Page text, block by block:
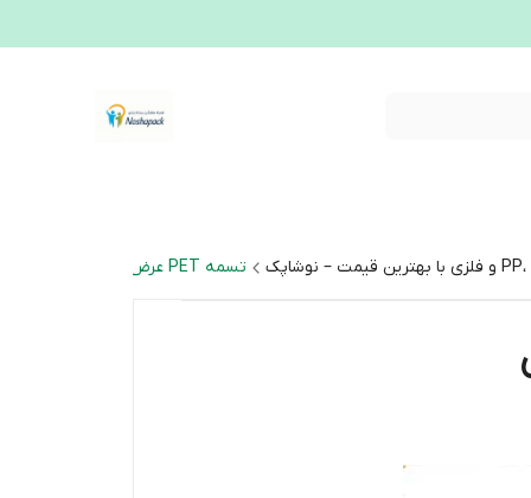
تسمه PET عرض ۱۶ و ۱۹ میلی‌متر | خرید تسمه مقاوم و حرفه‌ای